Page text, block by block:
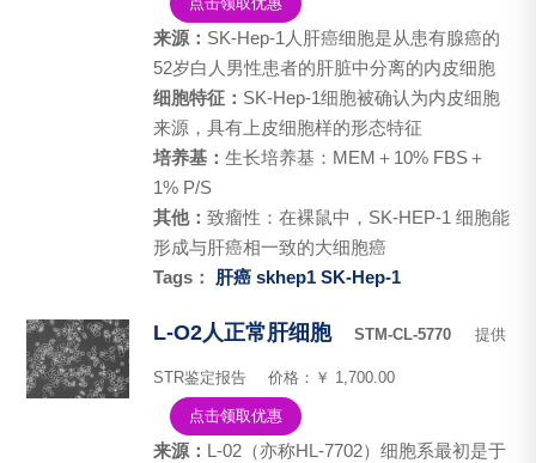
来源： SK-Hep-1人肝癌细胞是从患有腺癌的
52岁白人男性患者的肝脏中分离的内皮细胞
细胞特征： SK-Hep-1细胞被确认为内皮细胞
来源，具有上皮细胞样的形态特征
培养基： 生长培养基：MEM＋10% FBS＋
1% P/S
其他： 致瘤性：在裸鼠中，SK-HEP-1 细胞能
形成与肝癌相一致的大细胞癌
Tags：
肝癌 skhep1 SK-Hep-1
L-O2人正常肝细胞 STM-CL-5770 提供
STR鉴定报告 价格：￥ 1,700.00
点击领取优惠
来源： L-02（亦称HL-7702）细胞系最初是于